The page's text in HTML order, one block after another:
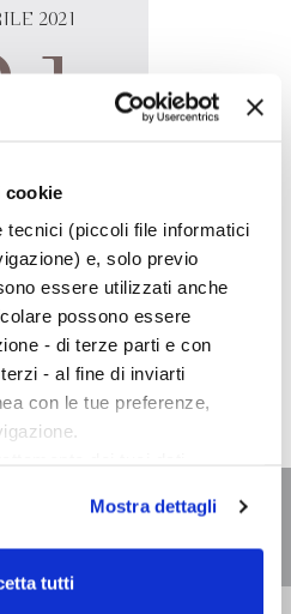
cookie
(piccoli file informatici
e, solo previo
essere utilizzati anche
possono essere
- di terze parti e con
- al fine di inviarti
con le tue preferenze,
invitiamo a prendere visione
la “X” prosegui la
Mostra dettagli
tutti
2021
19:00
L'acqua del lago non è
Libreria Colibrì, Milano.